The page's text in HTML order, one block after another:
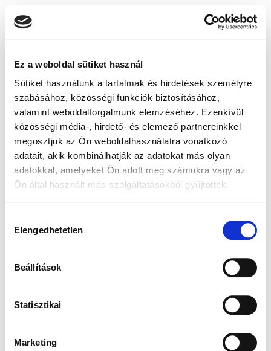
Ez a weboldal sütiket használ
Sütiket használunk a tartalmak és hirdetések személyre
szabásához, közösségi funkciók biztosításához,
valamint weboldalforgalmunk elemzéséhez. Ezenkívül
közösségi média-, hirdető- és elemező partnereinkkel
megosztjuk az Ön weboldalhasználatra vonatkozó
adatait, akik kombinálhatják az adatokat más olyan
adatokkal, amelyeket Ön adott meg számukra vagy az
Ön által használt más szolgáltatásokból gyűjtöttek.
kiválasztása
Elengedhetetlen
Beállítások
Statisztikai
Marketing